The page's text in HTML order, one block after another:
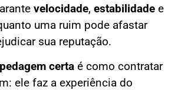
velocidade, estabilidade e
uma ruim pode afastar
sua reputação.
certa é como contratar
ele faz a experiência do